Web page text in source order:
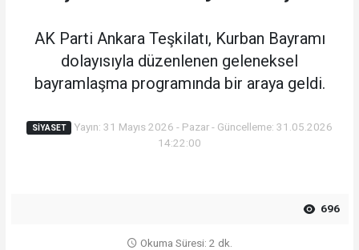
AK Parti Ankara Teşkilatı, Kurban Bayramı
dolayısıyla düzenlenen geleneksel
bayramlaşma programında bir araya geldi.
SIYASET
Yayın: 31 Mayıs 2026 - Pazar - Güncelleme: 31.05.2026
14:22:00
696
Okuma Süresi: 2 dk.